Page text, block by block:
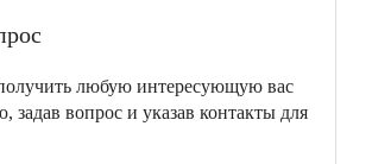
любую интересующую вас
задав вопрос и указав контакты для